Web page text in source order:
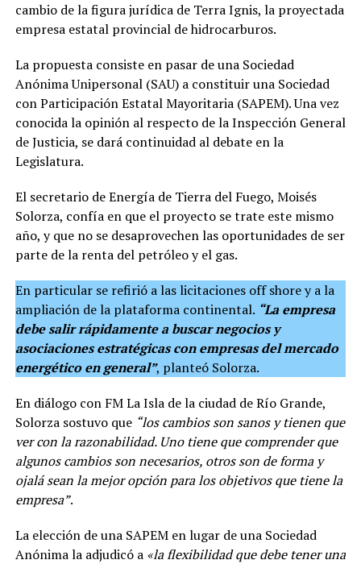
cambio de la figura jurídica de Terra Ignis, la proyectada
empresa estatal provincial de hidrocarburos.
La propuesta consiste en pasar de una Sociedad
Anónima Unipersonal (SAU) a constituir una Sociedad
con Participación Estatal Mayoritaria (SAPEM). Una vez
conocida la opinión al respecto de la Inspección General
de Justicia, se dará continuidad al debate en la
Legislatura.
El secretario de Energía de Tierra del Fuego, Moisés
Solorza, confía en que el proyecto se trate este mismo
año, y que no se desaprovechen las oportunidades de ser
parte de la renta del petróleo y el gas.
En particular se refirió a las licitaciones off shore y a la
ampliación de la plataforma continental. “La empresa
debe salir rápidamente a buscar negocios y
asociaciones estratégicas con empresas del mercado
energético en general”, planteó Solorza.
En diálogo con FM La Isla de la ciudad de Río Grande,
Solorza sostuvo que “los cambios son sanos y tienen que
ver con la razonabilidad. Uno tiene que comprender que
algunos cambios son necesarios, otros son de forma y
ojalá sean la mejor opción para los objetivos que tiene la
empresa”.
La elección de una SAPEM en lugar de una Sociedad
Anónima la adjudicó a «la flexibilidad que debe tener una